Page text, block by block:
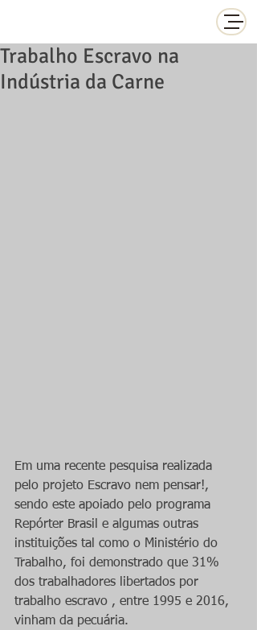
Trabalho Escravo na
Indústria da Carne
Em uma recente pesquisa realizada
pelo projeto Escravo nem pensar!,
sendo este apoiado pelo programa
Repórter Brasil e algumas outras
instituições tal como o Ministério do
Trabalho, foi demonstrado que 31%
dos trabalhadores libertados por
trabalho escravo , entre 1995 e 2016,
vinham da pecuária.